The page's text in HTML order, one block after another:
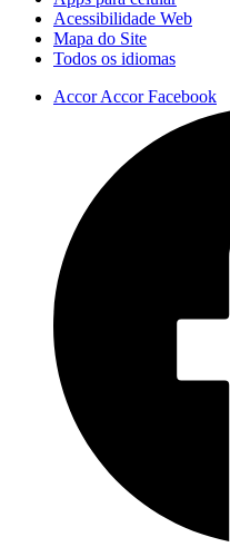
Acessibilidade Web
Mapa do Site
Todos os idiomas
Accor Accor Facebook